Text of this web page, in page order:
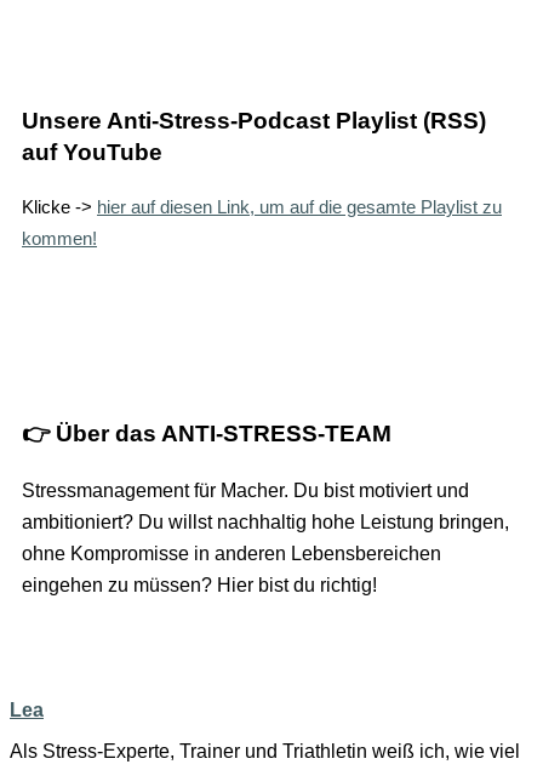
Unsere Anti-Stress-Podcast Playlist (RSS)
auf YouTube
Klicke -> hier auf diesen Link, um auf die gesamte Playlist zu
kommen!
👉 Über das ANTI-STRESS-TEAM
Stressmanagement für Macher. Du bist motiviert und
ambitioniert? Du willst nachhaltig hohe Leistung bringen,
ohne Kompromisse in anderen Lebensbereichen
eingehen zu müssen? Hier bist du richtig!
Lea
Als Stress-Experte, Trainer und Triathletin weiß ich, wie viel